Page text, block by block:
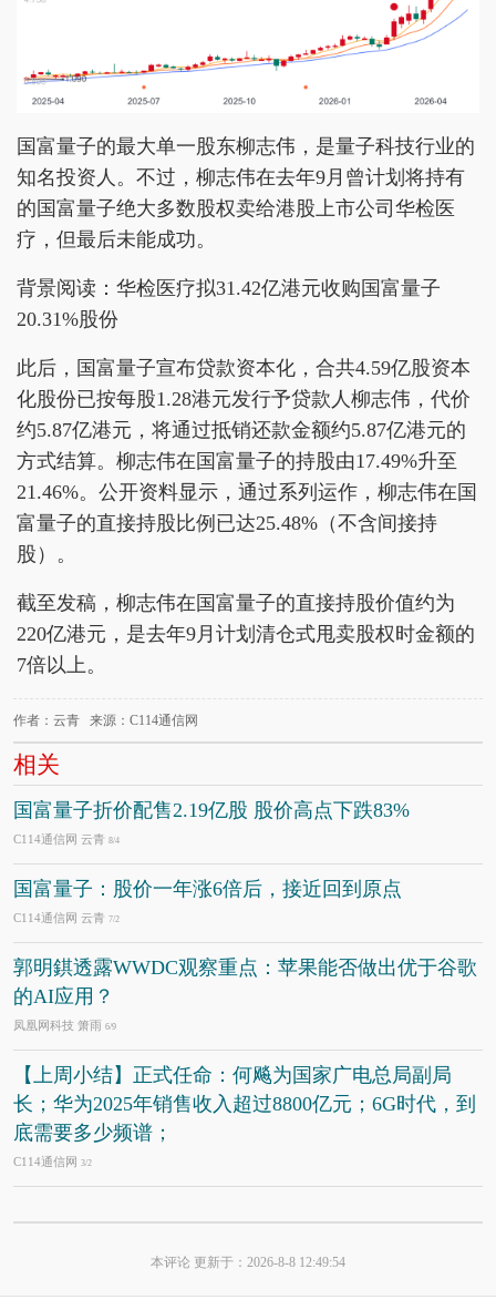
国富量子的最大单一股东柳志伟，是量子科技行业的
知名投资人。不过，柳志伟在去年9月曾计划将持有
的国富量子绝大多数股权卖给港股上市公司华检医
疗，但最后未能成功。
背景阅读：华检医疗拟31.42亿港元收购国富量子
20.31%股份
此后，国富量子宣布贷款资本化，合共4.59亿股资本
化股份已按每股1.28港元发行予贷款人柳志伟，代价
约5.87亿港元，将通过抵销还款金额约5.87亿港元的
方式结算。柳志伟在国富量子的持股由17.49%升至
21.46%。公开资料显示，通过系列运作，柳志伟在国
富量子的直接持股比例已达25.48%（不含间接持
股）。
截至发稿，柳志伟在国富量子的直接持股价值约为
220亿港元，是去年9月计划清仓式甩卖股权时金额的
7倍以上。
作者：云青 来源：C114通信网
相关
国富量子折价配售2.19亿股 股价高点下跌83%
C114通信网 云青 8/4
国富量子：股价一年涨6倍后，接近回到原点
C114通信网 云青 7/2
郭明錤透露WWDC观察重点：苹果能否做出优于谷歌
的AI应用？
凤凰网科技 箫雨 6/9
【上周小结】正式任命：何飚为国家广电总局副局
长；华为2025年销售收入超过8800亿元；6G时代，到
底需要多少频谱；
C114通信网 3/2
本评论 更新于：2026-8-8 12:49:54